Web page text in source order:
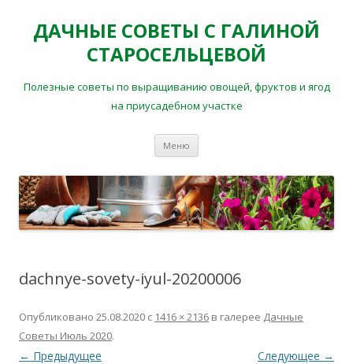
ДАЧНЫЕ СОВЕТЫ С ГАЛИНОЙ
СТАРОСЕЛЬЦЕВОЙ
Полезные советы по выращиванию овощей, фруктов и ягод
на приусадебном участке
Меню
dachnye-sovety-iyul-20200006
Опубликовано 25.08.2020 с 1416 × 2136 в галерее Дачные
Советы Июль 2020.
← Предыдущее Следующее →